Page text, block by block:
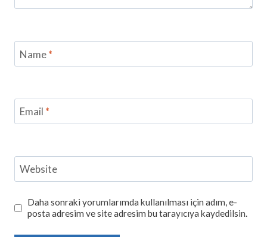
Name*
Email *
Website
Daha sonraki yorumlarımda kullanılması için adım, e-
posta adresim ve site adresim bu tarayıcıya kaydedilsin.